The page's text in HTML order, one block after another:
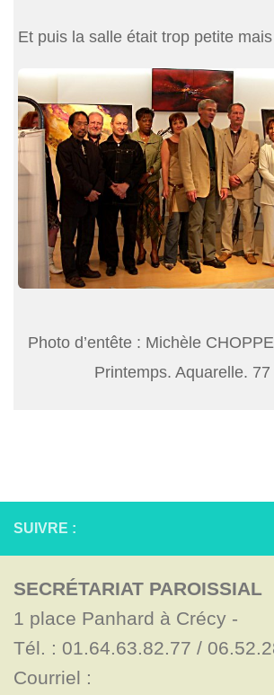
Et puis la salle était trop petite
Photo d’entête : Michèle
Printemps. Aquarelle. 77
SUIVRE :
SECRÉTARIAT PAROISSIAL
1 place Panhard à Crécy -
Tél. : 01.64.63.82.77 /
Courriel :